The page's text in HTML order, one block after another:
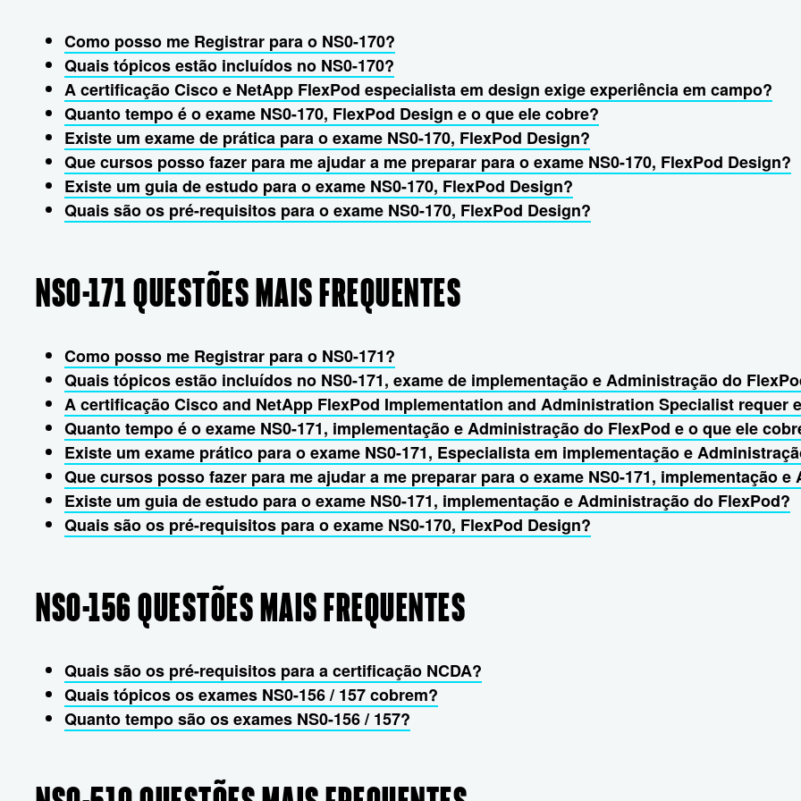
Como posso me Registrar para o NS0-170?
Quais tópicos estão incluídos no NS0-170?
A certificação Cisco e NetApp FlexPod especialista em design exige experiência em campo?
Quanto tempo é o exame NS0-170, FlexPod Design e o que ele cobre?
Existe um exame de prática para o exame NS0-170, FlexPod Design?
Que cursos posso fazer para me ajudar a me preparar para o exame NS0-170, FlexPod Design?
Existe um guia de estudo para o exame NS0-170, FlexPod Design?
Quais são os pré-requisitos para o exame NS0-170, FlexPod Design?
NS0-171 QUESTÕES MAIS FREQUENTES
Como posso me Registrar para o NS0-171?
Quais tópicos estão incluídos no NS0-171, exame de implementação e Administração do
A certificação Cisco and NetApp FlexPod Implementation and Administration Specialist requer
Quanto tempo é o exame NS0-171, implementação e Administração do FlexPod e o que ele
Existe um exame prático para o exame NS0-171, Especialista em implementação e
Que cursos posso fazer para me ajudar a me preparar para o exame NS0-171, implementação
Existe um guia de estudo para o exame NS0-171, implementação e Administração do FlexPod?
Quais são os pré-requisitos para o exame NS0-170, FlexPod Design?
NS0-156 QUESTÕES MAIS FREQUENTES
Quais são os pré-requisitos para a certificação NCDA?
Quais tópicos os exames NS0-156 / 157 cobrem?
Quanto tempo são os exames NS0-156 / 157?